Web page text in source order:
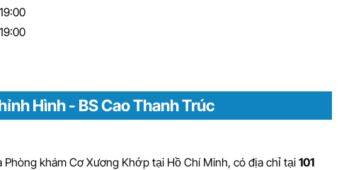
Hình - BS Cao Thanh Trúc
Phòng khám Cơ Xương Khớp tại Hồ Chí Minh, có địa chỉ tại 101